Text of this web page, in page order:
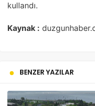
kullandı.
Kaynak :
BENZER YAZILAR